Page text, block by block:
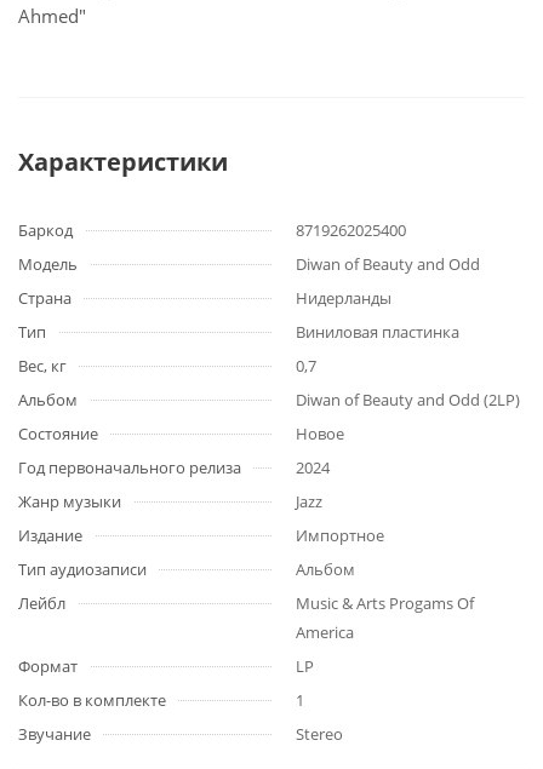
Ahmed"
Характеристики
Баркод
8719262025400
Модель
Diwan of Beauty and Odd
Страна
Нидерланды
Тип
Виниловая пластинка
Вес, кг
0,7
Альбом
Diwan of Beauty and Odd (2LP)
Состояние
Новое
Год первоначального релиза
2024
Жанр музыки
Jazz
Издание
Импортное
Тип аудиозаписи
Альбом
Лейбл
Music & Arts Progams Of
America
Формат
LP
Кол-во в комплекте
1
Звучание
Stereo